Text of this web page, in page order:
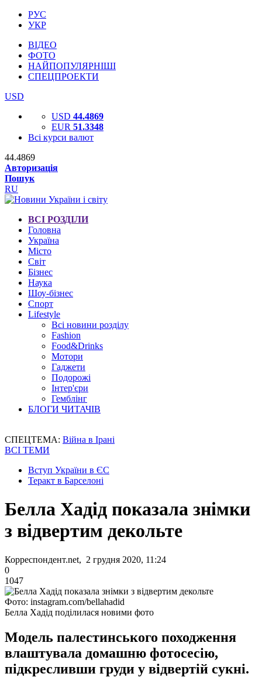
РУС
УКР
ВІДЕО
ФОТО
НАЙПОПУЛЯРНІШІ
СПЕЦПРОЕКТИ
USD
USD 44.4869
EUR 51.3348
Всі курси валют
44.4869
Авторизація
Пошук
RU
ВСІ РОЗДІЛИ
Головна
Україна
Місто
Світ
Бізнес
Наука
Шоу-бізнес
Спорт
Lifestyle
Всі новини розділу
Fashion
Food&Drinks
Мотори
Гаджети
Подорожі
Інтер'єри
Гемблінг
БЛОГИ ЧИТАЧІВ
СПЕЦТЕМА: Війна в Ірані
ВСІ ТЕМИ
Вступ України в ЄС
Теракт в Барселоні
Белла Хадід показала знімки
з відвертим декольте
Корреспондент.net, 2 грудня 2020, 11:24
0
1047
Фото: instagram.com/bellahadid
Белла Хадід поділилася новими фото
Модель палестинського походження
влаштувала домашню фотосесію,
підкресливши груди у відвертій сукні.